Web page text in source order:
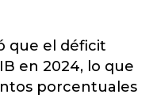
que el déficit
en 2024, lo que
porcentuales